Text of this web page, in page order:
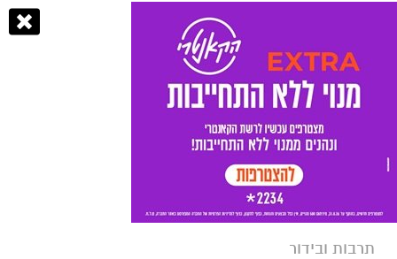
תרבות ובידור